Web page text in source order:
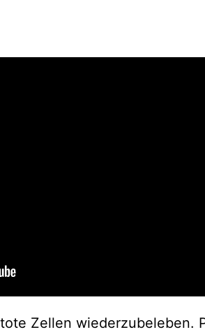
Zellen wiederzubeleben.